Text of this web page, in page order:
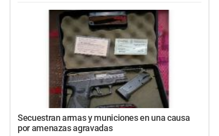
Secuestran armas y municiones en una causa
por amenazas agravadas